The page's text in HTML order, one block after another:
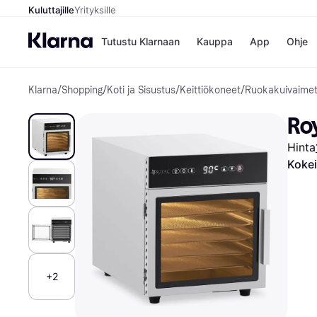
KuluttajilleYrityksille
Tutustu Klarnaan Kauppa
Kaupat
Gigantti
H&M
Peten
Wolt
App Ohje
Klarna/Shopping/Koti ja Sisustus/Keittiökoneet/Ruokakuivaimet
+2
Hinta